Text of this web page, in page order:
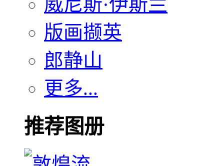
版画撷英
郎静山
更多...
推荐图册